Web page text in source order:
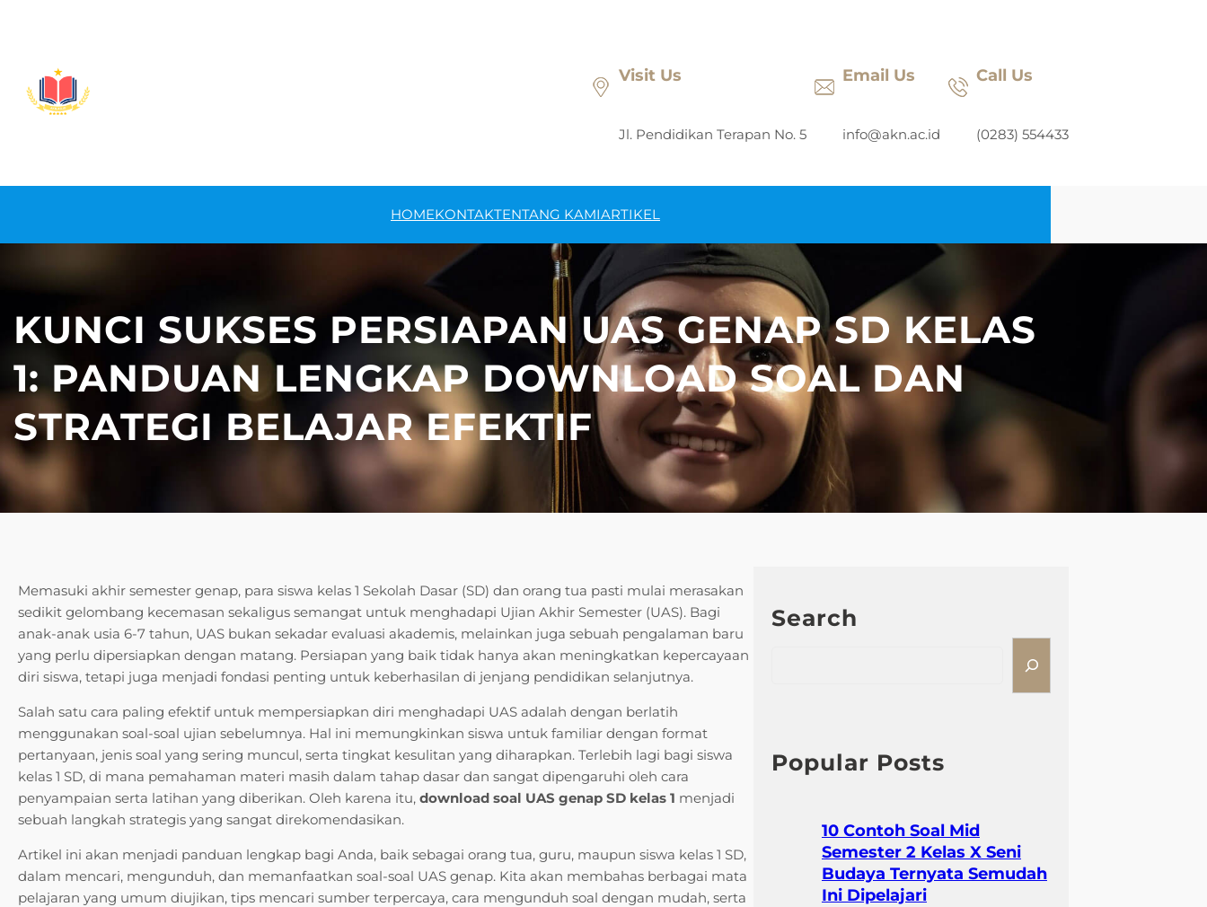
Visit Us
Jl. Pendidikan Terapan No. 5
Email Us
info@akn.ac.id
Call Us
(0283) 554433
HOMEKONTAKTENTANG KAMIARTIKEL
KUNCI SUKSES PERSIAPAN UAS GENAP SD KELAS
1: PANDUAN LENGKAP DOWNLOAD SOAL DAN
STRATEGI BELAJAR EFEKTIF
Memasuki akhir semester genap, para siswa kelas 1 Sekolah Dasar (SD) dan orang tua pasti mulai merasakan
sedikit gelombang kecemasan sekaligus semangat untuk menghadapi Ujian Akhir Semester (UAS). Bagi
anak-anak usia 6-7 tahun, UAS bukan sekadar evaluasi akademis, melainkan juga sebuah pengalaman baru
yang perlu dipersiapkan dengan matang. Persiapan yang baik tidak hanya akan meningkatkan kepercayaan
diri siswa, tetapi juga menjadi fondasi penting untuk keberhasilan di jenjang pendidikan selanjutnya.
Salah satu cara paling efektif untuk mempersiapkan diri menghadapi UAS adalah dengan berlatih
menggunakan soal-soal ujian sebelumnya. Hal ini memungkinkan siswa untuk familiar dengan format
pertanyaan, jenis soal yang sering muncul, serta tingkat kesulitan yang diharapkan. Terlebih lagi bagi siswa
kelas 1 SD, di mana pemahaman materi masih dalam tahap dasar dan sangat dipengaruhi oleh cara
penyampaian serta latihan yang diberikan. Oleh karena itu, download soal UAS genap SD kelas 1 menjadi
sebuah langkah strategis yang sangat direkomendasikan.
Artikel ini akan menjadi panduan lengkap bagi Anda, baik sebagai orang tua, guru, maupun siswa kelas 1 SD,
dalam mencari, mengunduh, dan memanfaatkan soal-soal UAS genap. Kita akan membahas berbagai mata
pelajaran yang umum diujikan, tips mencari sumber terpercaya, cara mengunduh soal dengan mudah, serta
Search
h
Popular Posts
10 Contoh Soal Mid
Semester 2 Kelas X Seni
Budaya Ternyata Semudah
Ini Dipelajari